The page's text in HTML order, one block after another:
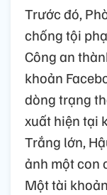
Trước đó,
chống tội
Công an
khoản
dòng trạng
xuất hiện tại
Trắng lớn,
ảnh một con
Một tài